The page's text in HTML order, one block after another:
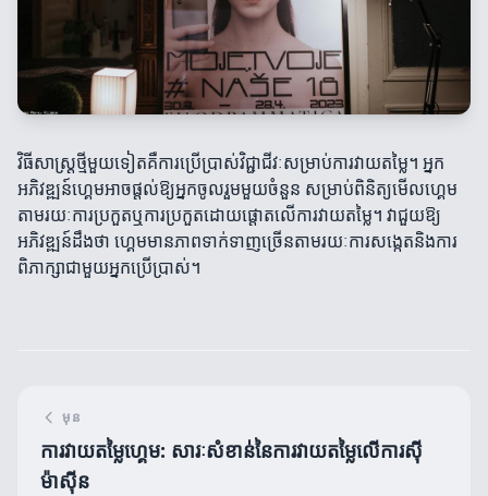
វិធីសាស្ត្រថ្មីមួយទៀតគឺការប្រើប្រាស់វិជ្ជាជីវៈសម្រាប់ការវាយតម្លៃ។ អ្នក
អភិវឌ្ឍន៍ហ្គេមអាចផ្ដល់ឱ្យអ្នកចូលរួមមួយចំនួន សម្រាប់ពិនិត្យមើលហ្គេម
តាមរយៈការប្រកួតឬការប្រកួតដោយផ្តោតលើការវាយតម្លៃ។ វាជួយឱ្យ
អភិវឌ្ឍន៍ដឹងថា ហ្គេមមានភាពទាក់ទាញច្រើនតាមរយៈការសង្កេតនិងការ
ពិភាក្សាជាមួយអ្នកប្រើប្រាស់។
មុន
ការវាយតម្លៃហ្គេម: សារៈសំខាន់នៃការវាយតម្លៃលើការស៊ី
ម៉ាស៊ីន